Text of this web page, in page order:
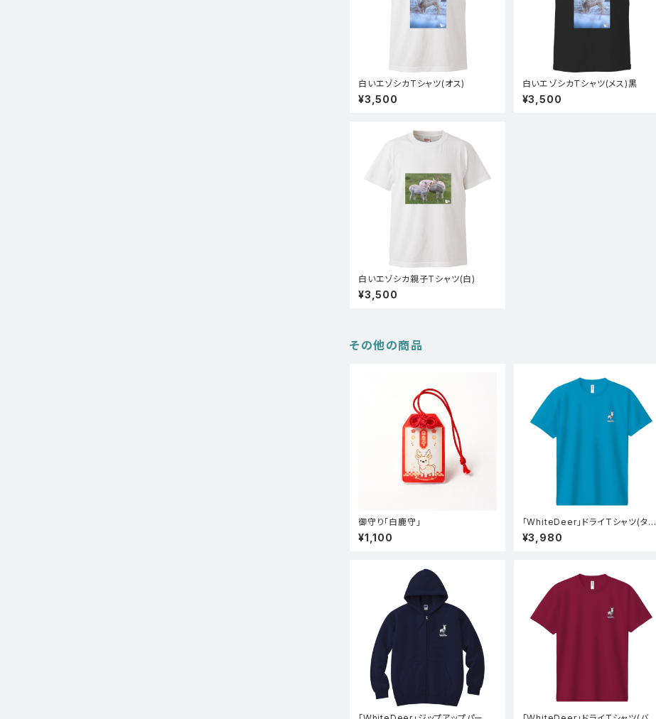
白いエゾシカTシャツ(オス)
¥3,500
白いエゾシカTシャツ(メス)黒
¥3,500
白いエゾシカ親子Tシャツ(白)
¥3,500
その他の商品
御守り「白鹿守」
¥1,100
「WhiteDeer」ドライTシャツ(ター
コイズ)
¥3,980